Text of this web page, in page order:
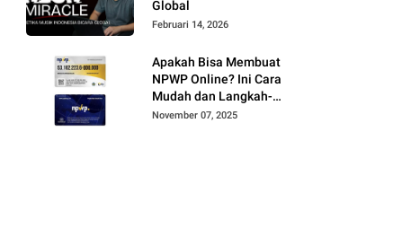
Global
Februari 14, 2026
Apakah Bisa Membuat
NPWP Online? Ini Cara
Mudah dan Langkah-
Langkahnya
November 07, 2025